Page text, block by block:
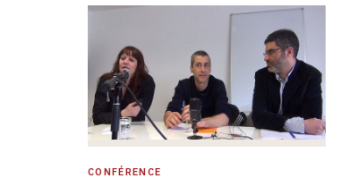
CONFÉRENCE